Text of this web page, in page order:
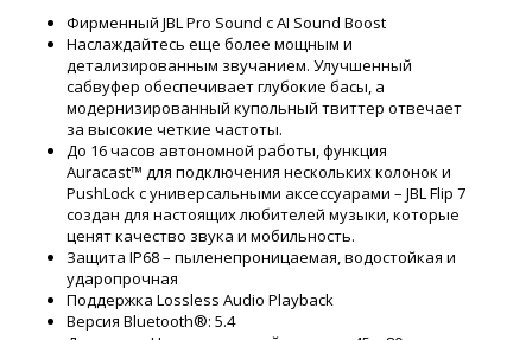
Фирменный JBL Pro Sound с AI Sound Boost
Наслаждайтесь еще более мощным и
детализированным звучанием. Улучшенный
сабвуфер обеспечивает глубокие басы, а
модернизированный купольный твиттер отвечает
за высокие четкие частоты.
До 16 часов автономной работы, функция
Auracast™ для подключения нескольких колонок и
PushLock с универсальными аксессуарами – JBL Flip 7
создан для настоящих любителей музыки, которые
ценят качество звука и мобильность.
Защита IP68 – пыленепроницаемая, водостойкая и
ударопрочная
Поддержка Lossless Audio Playback
Версия Bluetooth®: 5.4